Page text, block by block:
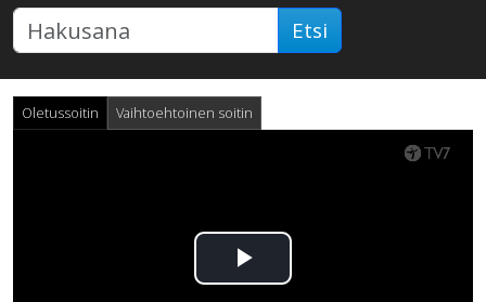
Etsi
Oletussoitin Vaihtoehtoinen soitin
Toista